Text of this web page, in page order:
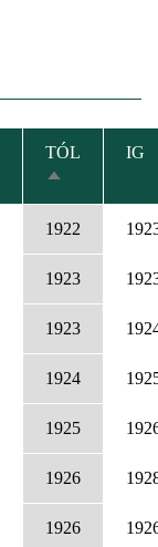
TÓL
CSÖKKENŐ
RENDEZÉS
IG
1922
1923
1923
1924
1925
1926
1926